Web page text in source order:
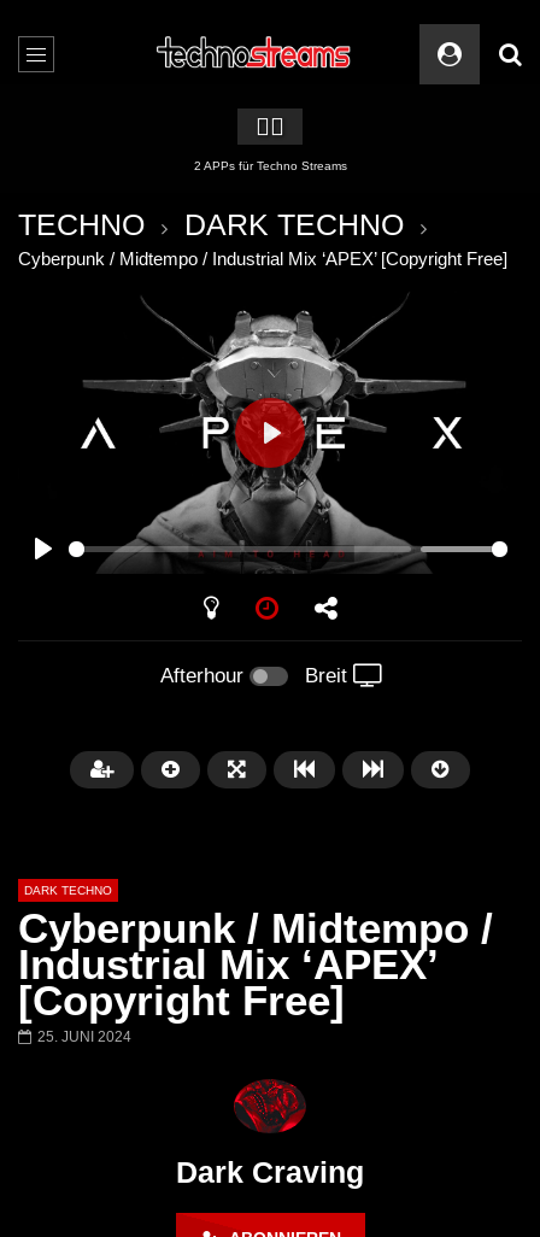
🏳️‍🌈
2 APPs für Techno Streams
TECHNO DARK TECHNO
Cyberpunk / Midtempo / Industrial Mix ‘APEX’ [Copyright Free]
PLAY
Afterhour Breit
Später
01:29:06
DARK TECHNO
Cyberpunk / Midtempo /
Industrial Mix ‘APEX’
[Copyright Free]
25. JUNI 2024
Dark Craving